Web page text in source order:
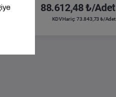
88.612,48 ₺/Adet
KDV Hariç: 73.843,73 ₺/Adet